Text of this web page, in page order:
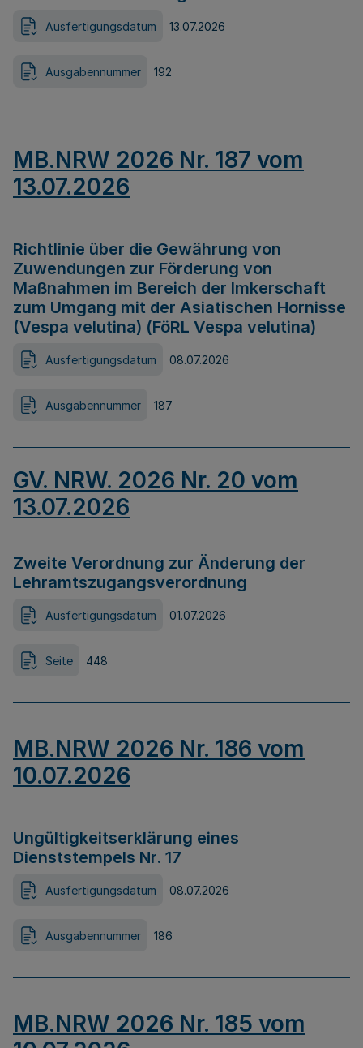
Ausfertigungsdatum 13.07.2026
Ausgabennummer 192
MB.NRW 2026 Nr. 187 vom
13.07.2026
Richtlinie über die Gewährung von
Zuwendungen zur Förderung von
Maßnahmen im Bereich der Imkerschaft
zum Umgang mit der Asiatischen Hornisse
(Vespa velutina) (FöRL Vespa velutina)
Ausfertigungsdatum 08.07.2026
Ausgabennummer 187
GV. NRW. 2026 Nr. 20 vom
13.07.2026
Zweite Verordnung zur Änderung der
Lehramtszugangsverordnung
Ausfertigungsdatum 01.07.2026
Seite 448
MB.NRW 2026 Nr. 186 vom
10.07.2026
Ungültigkeitserklärung eines
Dienststempels Nr. 17
Ausfertigungsdatum 08.07.2026
Ausgabennummer 186
MB.NRW 2026 Nr. 185 vom